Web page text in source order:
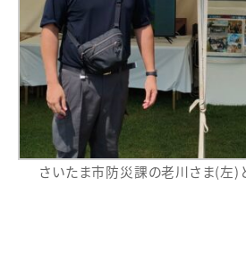
さいたま市防災課の老川さま(左